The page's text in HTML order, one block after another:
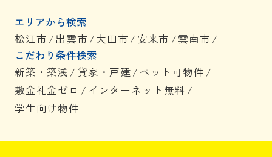
エリアから検索
松江市 / 出雲市 /大田市 / 安来市 /雲南市 /
こだわり条件検索
新築・築浅 / 貸家・戸建/ ペット可物件 /
敷金礼金ゼロ / インターネット無料 /
学生向け物件